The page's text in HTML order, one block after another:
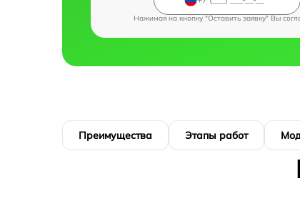
Нажимая на кнопку "Оставить заявку" Вы
Преимущества Этапы работ